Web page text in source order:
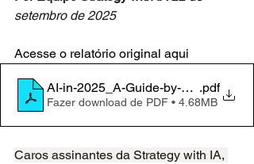
setembro de 2025
Acesse o relatório original aqui
AI-in-2025_A-Guide-by-HBS-.pdf
Fazer download de PDF • 4.68MB
Caros assinantes da Strategy with IA,